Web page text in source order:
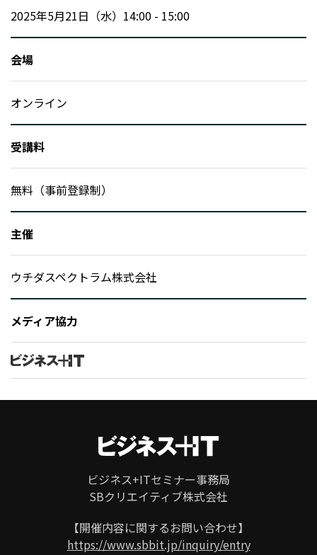
2025年5月21日（水）14:00 - 15:00
会場
オンライン
受講料
無料（事前登録制）
主催
ウチダスペクトラム株式会社
メディア協力
ビジネス+ITセミナー事務局
SBクリエイティブ株式会社
【開催内容に関するお問い合わせ】
https://www.sbbit.jp/inquiry/entry